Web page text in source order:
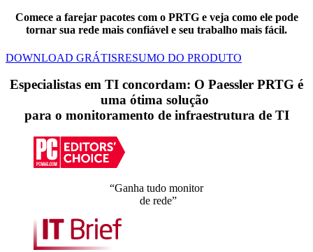
Comece a farejar pacotes com o PRTG e veja como ele pode
tornar sua rede mais confiável e seu trabalho mais fácil.
DOWNLOAD GRÁTISRESUMO DO PRODUTO
Especialistas em TI concordam: O Paessler PRTG é
uma ótima solução
para o monitoramento de infraestrutura de TI
“Ganha tudo monitor
de rede”